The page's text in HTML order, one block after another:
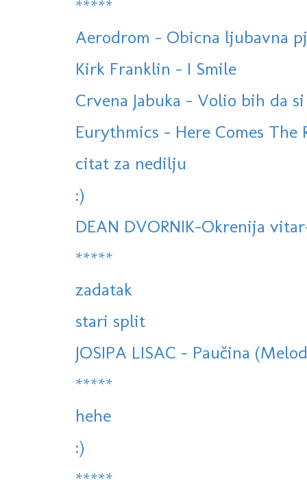
*****
Aerodrom - Obicna ljubavna
Kirk Franklin - I Smile
Crvena Jabuka - Volio bih da
Eurythmics - Here Comes The
citat za nedilju
:)
DEAN DVORNIK-Okrenija
*****
zadatak
stari split
JOSIPA LISAC - Paučina
*****
hehe
:)
*****